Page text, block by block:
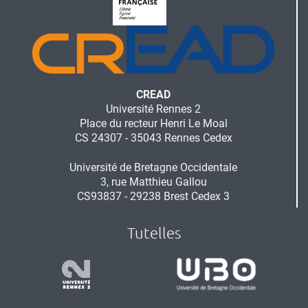
CREAD
Université Rennes 2
Place du recteur Henri Le Moal
CS 24307 - 35043 Rennes Cedex
Université de Bretagne Occidentale
3, rue Matthieu Gallou
CS93837 - 29238 Brest Cedex 3
Tutelles